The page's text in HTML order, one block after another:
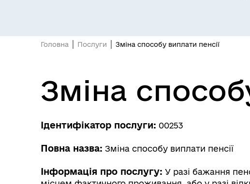
Засідання виконавчого
Головна Послуги Зміна способу виплати пенсії
Зміна
Ідентифікатор послуги: 00253
Повна назва: Зміна способу виплати пенсії
Інформація про послугу: У разі бажання